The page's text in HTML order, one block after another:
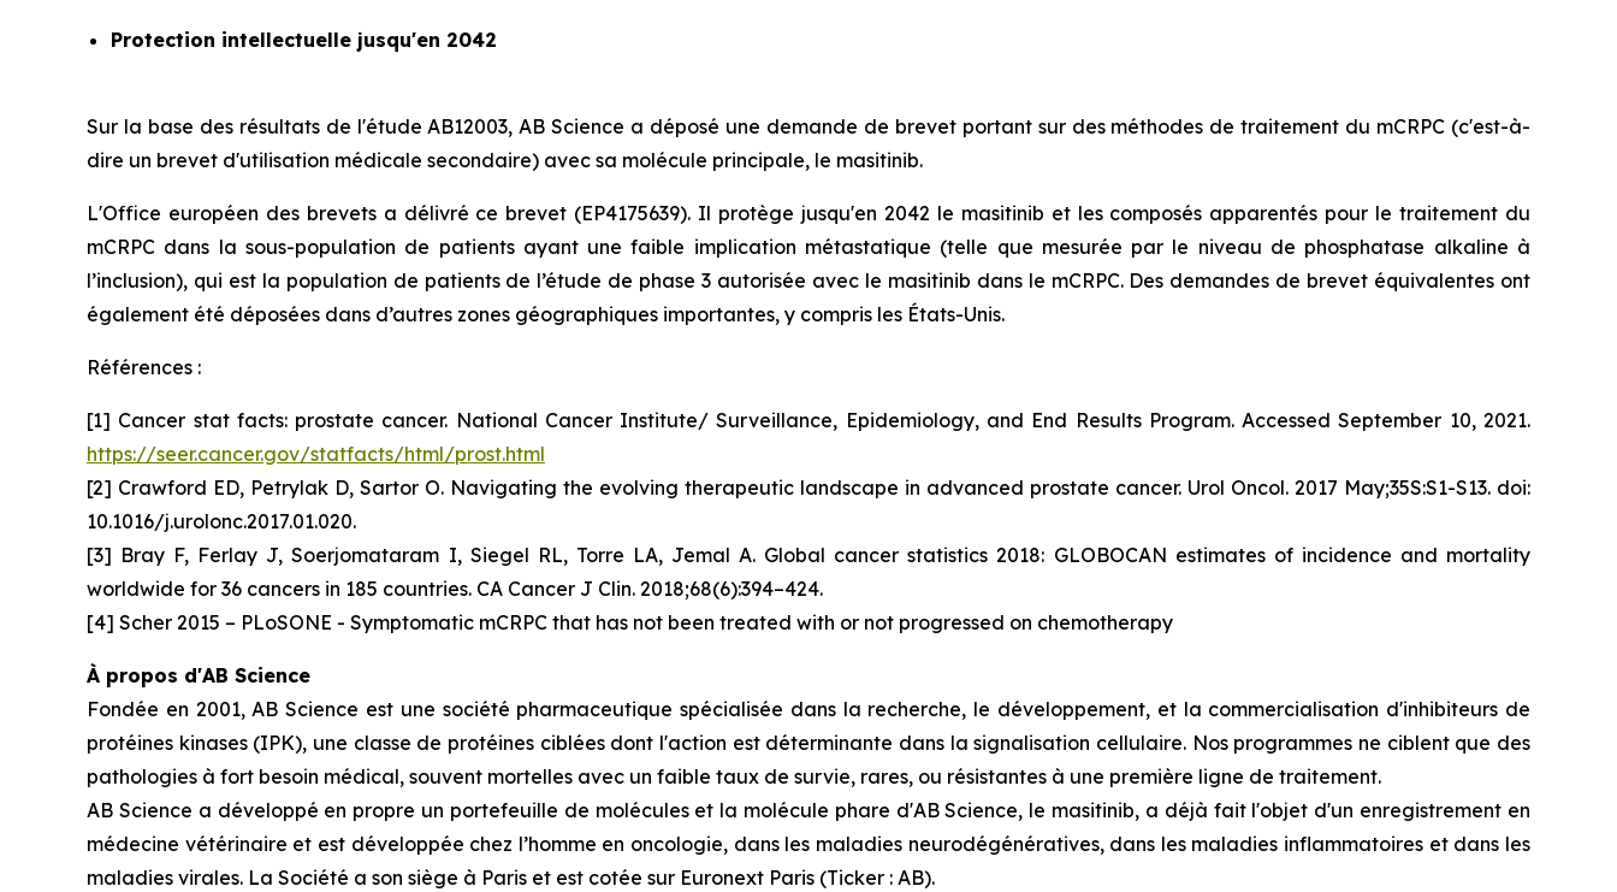
Protection intellectuelle jusqu'en 2042
Sur la base des résultats de l'étude AB12003, AB Science a déposé une demande de brevet portant sur des méthodes de traitement du mCRPC (c'est-à-
dire un brevet d'utilisation médicale secondaire) avec sa molécule principale, le masitinib.
L'Office européen des brevets a délivré ce brevet (EP4175639). Il protège jusqu'en 2042 le masitinib et les composés apparentés pour le traitement du
mCRPC dans la sous-population de patients ayant une faible implication métastatique (telle que mesurée par le niveau de phosphatase alkaline à
l’inclusion), qui est la population de patients de l’étude de phase 3 autorisée avec le masitinib dans le mCRPC. Des demandes de brevet équivalentes ont
également été déposées dans d’autres zones géographiques importantes, y compris les États-Unis.
Références :
[1] Cancer stat facts: prostate cancer. National Cancer Institute/ Surveillance, Epidemiology, and End Results Program. Accessed September 10, 2021.
https://seer.cancer.gov/statfacts/html/prost.html
[2] Crawford ED, Petrylak D, Sartor O. Navigating the evolving therapeutic landscape in advanced prostate cancer. Urol Oncol. 2017 May;35S:S1-S13. doi:
10.1016/j.urolonc.2017.01.020.
[3] Bray F, Ferlay J, Soerjomataram I, Siegel RL, Torre LA, Jemal A. Global cancer statistics 2018: GLOBOCAN estimates of incidence and mortality
worldwide for 36 cancers in 185 countries. CA Cancer J Clin. 2018;68(6):394–424.
[4] Scher 2015 – PLoSONE - Symptomatic mCRPC that has not been treated with or not progressed on chemotherapy
À propos d'AB Science
Fondée en 2001, AB Science est une société pharmaceutique spécialisée dans la recherche, le développement, et la commercialisation d'inhibiteurs de
protéines kinases (IPK), une classe de protéines ciblées dont l'action est déterminante dans la signalisation cellulaire. Nos programmes ne ciblent que des
pathologies à fort besoin médical, souvent mortelles avec un faible taux de survie, rares, ou résistantes à une première ligne de traitement.
AB Science a développé en propre un portefeuille de molécules et la molécule phare d'AB Science, le masitinib, a déjà fait l'objet d'un enregistrement en
médecine vétérinaire et est développée chez l’homme en oncologie, dans les maladies neurodégénératives, dans les maladies inflammatoires et dans les
maladies virales. La Société a son siège à Paris et est cotée sur Euronext Paris (Ticker : AB).